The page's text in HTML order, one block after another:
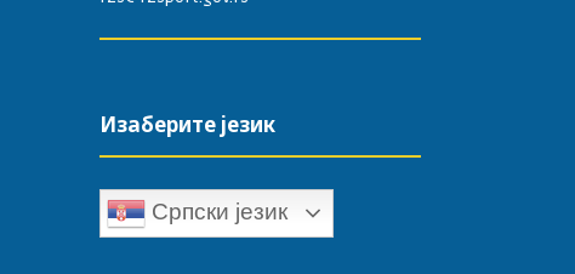
Изаберите језик
Српски језик